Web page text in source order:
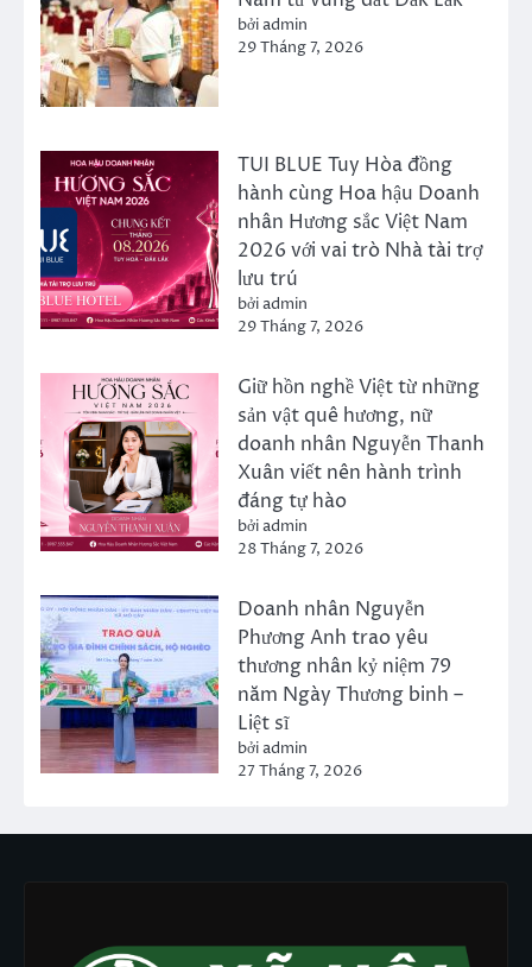
bởi admin
29 Tháng 7, 2026
TUI BLUE Tuy Hòa đồng
hành cùng Hoa hậu Doanh
nhân Hương sắc Việt Nam
2026 với vai trò Nhà tài trợ
lưu trú
bởi admin
29 Tháng 7, 2026
Giữ hồn nghề Việt từ những
sản vật quê hương, nữ
doanh nhân Nguyễn Thanh
Xuân viết nên hành trình
đáng tự hào
bởi admin
28 Tháng 7, 2026
Doanh nhân Nguyễn
Phương Anh trao yêu
thương nhân kỷ niệm 79
năm Ngày Thương binh –
Liệt sĩ
bởi admin
27 Tháng 7, 2026